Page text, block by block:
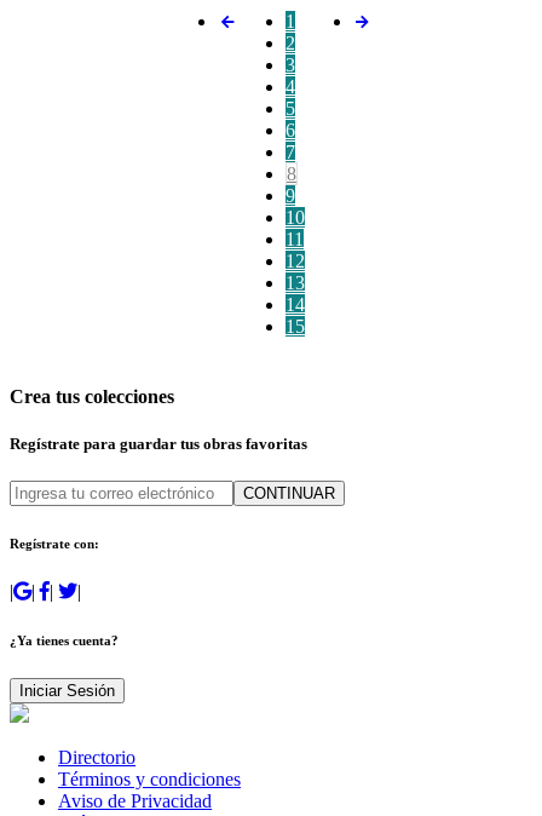
1
2
3
4
5
6
7
8
9
10
11
12
13
14
15
Crea tus colecciones
Regístrate para guardar tus obras favoritas
CONTINUAR
Regístrate con:
| | | |
¿Ya tienes cuenta?
Iniciar Sesión
Directorio
Términos y condiciones
Aviso de Privacidad